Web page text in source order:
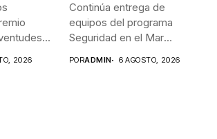
2026
Continúa entrega de
equipos del programa
Seguridad en el Mar
PORADMIN 6 AGOSTO, 2026